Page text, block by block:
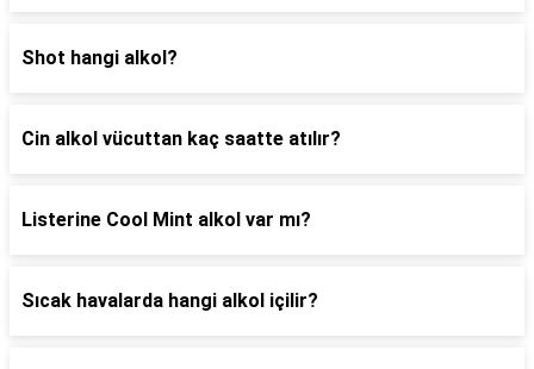
Shot hangi alkol?
Cin alkol vücuttan kaç saatte atılır?
Listerine Cool Mint alkol var mı?
Sıcak havalarda hangi alkol içilir?